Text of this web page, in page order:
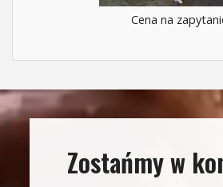
Cena na
Zostańmy w